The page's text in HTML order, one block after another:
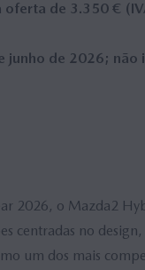
oferta de 3.350 €
junho de 2026; não
2026, o Mazda2
centradas no
um dos mais